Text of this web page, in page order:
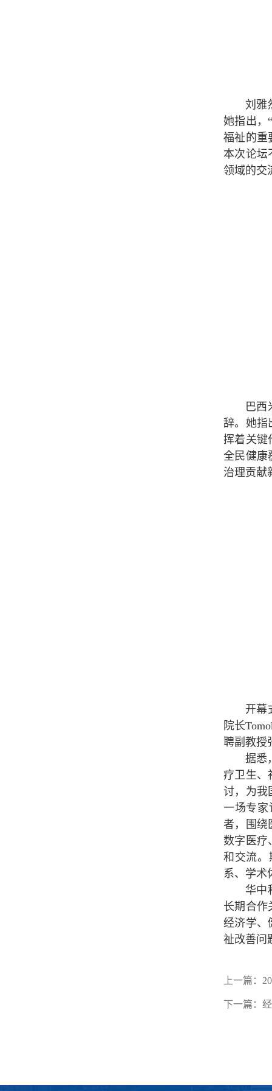
刘雅
她指出，
福祉的重
本次论坛
领域的交
巴西
辞。她指
挥着关键
全民健康
治理贡献
开幕
院长
聘副教授
据悉
疗卫生、
讨，为我
一场专家
者，围绕
数字医疗
和交流。
系、学术
华中
长期合作
经济学、
祉改善问
上一篇：
下一篇：